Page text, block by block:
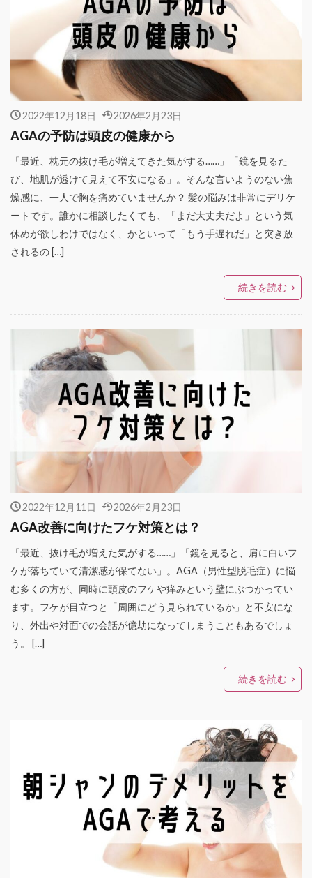
2022年12月18日 2026年2月23日
AGAの予防は頭皮の健康から
「最近、枕元の抜け毛が増えてきた気がする……」「鏡を見るた
び、地肌が透けて見えて不安になる」。そんな言いようのない焦
燥感に、一人で胸を痛めていませんか？ 髪の悩みは非常にデリケ
ートです。誰かに相談したくても、「まだ大丈夫だよ」という気
休めが欲しわけではなく、かといって「もう手遅れだ」と突き放
されるの […]
続きを読む
2022年12月11日 2026年2月23日
AGA改善に向けたフケ対策とは？
「最近、抜け毛が増えた気がする……」「鏡を見ると、肩に白いフ
ケが落ちていて清潔感が保てない」。AGA（男性型脱毛症）に悩
む多くの方が、同時に頭皮のフケや痒みという壁にぶつかってい
ます。フケが目立つと「周囲にどう見られているか」と不安にな
り、外出や対面での会話が億劫になってしまうこともあるでしょ
う。 […]
続きを読む